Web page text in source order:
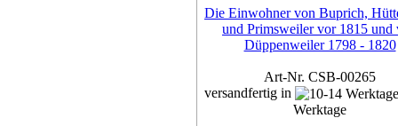
Die Einwohner von Buprich,
und Primsweiler vor 1815 und
Düppenweiler 1798 - 1820
Art-Nr. CSB-00265
versandfertig in
Werktage